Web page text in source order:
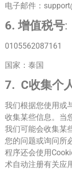
电子邮件：
6. 增值税号:
0105562087161
国家：泰国
7. C收集个
我们根据您使用或
收集某些信息。当
我们可能会收集某
您的问题或询问所
程序还会使用
术自动注册有关应